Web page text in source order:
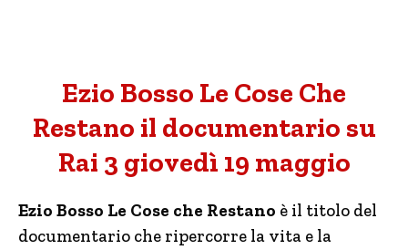
Ezio Bosso Le Cose Che
Restano il documentario su
Rai 3 giovedì 19 maggio
Ezio Bosso Le Cose che Restano è il titolo del
documentario che ripercorre la vita e la